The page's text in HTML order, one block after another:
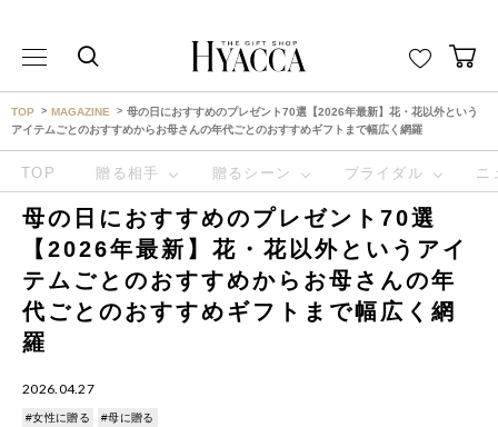
TOP MAGAZINE
母の日におすすめのプレゼント70選【2026年最新】花・花以外という
アイテムごとのおすすめからお母さんの年代ごとのおすすめギフトまで幅広く網羅
TOP 贈る相手 贈るシーン ブライダル ニ
母の日におすすめのプレゼント70選
【2026年最新】花・花以外というアイ
テムごとのおすすめからお母さんの年
代ごとのおすすめギフトまで幅広く網
羅
2026.04.27
#女性に贈る #母に贈る